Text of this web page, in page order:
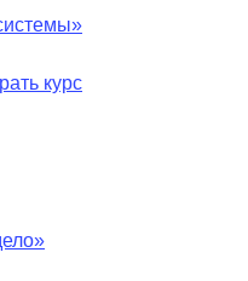
курс